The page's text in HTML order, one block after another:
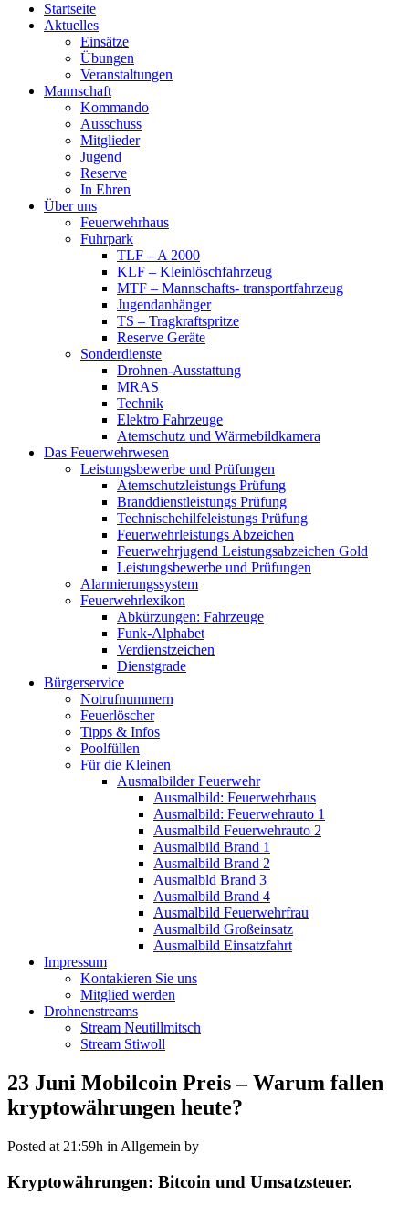
Startseite
Aktuelles
Einsätze
Übungen
Veranstaltungen
Mannschaft
Kommando
Ausschuss
Mitglieder
Jugend
Reserve
In Ehren
Über uns
Feuerwehrhaus
Fuhrpark
TLF – A 2000
KLF – Kleinlöschfahrzeug
MTF – Mannschafts- transportfahrzeug
Jugendanhänger
TS – Tragkraftspritze
Reserve Geräte
Sonderdienste
Drohnen-Ausstattung
MRAS
Technik
Elektro Fahrzeuge
Atemschutz und Wärmebildkamera
Das Feuerwehrwesen
Leistungsbewerbe und Prüfungen
Atemschutzleistungs Prüfung
Branddienstleistungs Prüfung
Technischehilfeleistungs Prüfung
Feuerwehrleistungs Abzeichen
Feuerwehrjugend Leistungsabzeichen Gold
Leistungsbewerbe und Prüfungen
Alarmierungssystem
Feuerwehrlexikon
Abkürzungen: Fahrzeuge
Funk-Alphabet
Verdienstzeichen
Dienstgrade
Bürgerservice
Notrufnummern
Feuerlöscher
Tipps & Infos
Poolfüllen
Für die Kleinen
Ausmalbilder Feuerwehr
Ausmalbild: Feuerwehrhaus
Ausmalbild: Feuerwehrauto 1
Ausmalbild Feuerwehrauto 2
Ausmalbild Brand 1
Ausmalbild Brand 2
Ausmalbld Brand 3
Ausmalbild Brand 4
Ausmalbild Feuerwehrfrau
Ausmalbild Großeinsatz
Ausmalbild Einsatzfahrt
Impressum
Kontakieren Sie uns
Mitglied werden
Drohnenstreams
Stream Neutillmitsch
Stream Stiwoll
23 Juni Mobilcoin Preis – Warum fallen
kryptowährungen heute?
Posted at 21:59h in Allgemein by
Kryptowährungen: Bitcoin und Umsatzsteuer.